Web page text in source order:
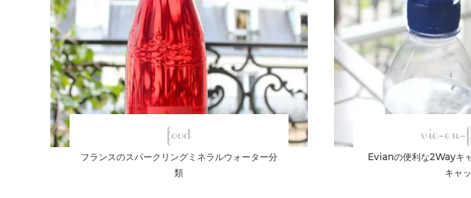
food
フランスのスパークリングミネラルウォーター分
類
vie-en-
Evianの便利な2Wayキ
キャ